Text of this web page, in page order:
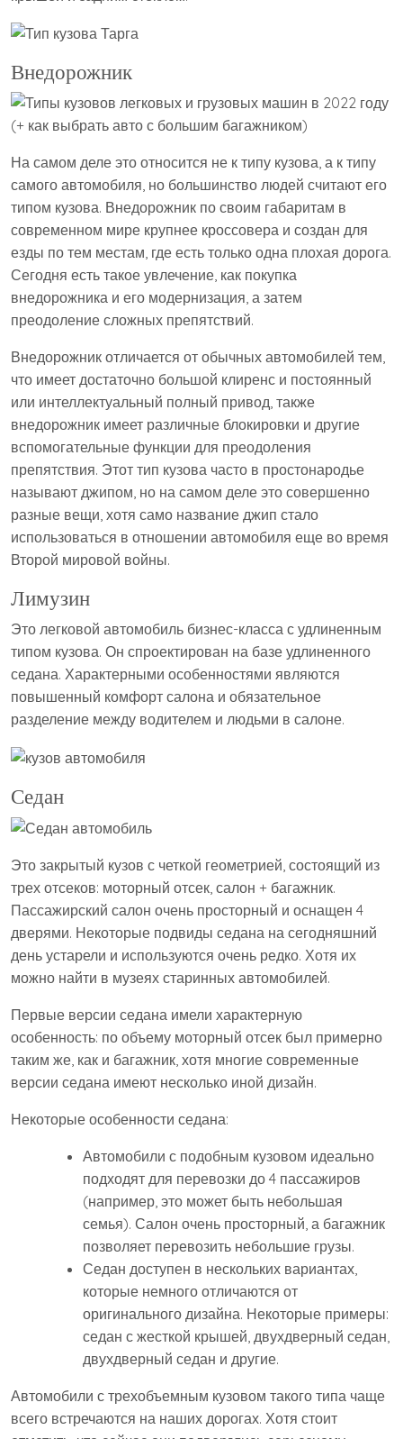
Внедорожник
На самом деле это относится не к типу кузова, а к типу
самого автомобиля, но большинство людей считают его
типом кузова. Внедорожник по своим габаритам в
современном мире крупнее кроссовера и создан для
езды по тем местам, где есть только одна плохая дорога.
Сегодня есть такое увлечение, как покупка
внедорожника и его модернизация, а затем
преодоление сложных препятствий.
Внедорожник отличается от обычных автомобилей тем,
что имеет достаточно большой клиренс и постоянный
или интеллектуальный полный привод, также
внедорожник имеет различные блокировки и другие
вспомогательные функции для преодоления
препятствия. Этот тип кузова часто в простонародье
называют джипом, но на самом деле это совершенно
разные вещи, хотя само название джип стало
использоваться в отношении автомобиля еще во время
Второй мировой войны.
Лимузин
Это легковой автомобиль бизнес-класса с удлиненным
типом кузова. Он спроектирован на базе удлиненного
седана. Характерными особенностями являются
повышенный комфорт салона и обязательное
разделение между водителем и людьми в салоне.
Седан
Это закрытый кузов с четкой геометрией, состоящий из
трех отсеков: моторный отсек, салон + багажник.
Пассажирский салон очень просторный и оснащен 4
дверями. Некоторые подвиды седана на сегодняшний
день устарели и используются очень редко. Хотя их
можно найти в музеях старинных автомобилей.
Первые версии седана имели характерную
особенность: по объему моторный отсек был примерно
таким же, как и багажник, хотя многие современные
версии седана имеют несколько иной дизайн.
Некоторые особенности седана:
Автомобили с подобным кузовом идеально
подходят для перевозки до 4 пассажиров
(например, это может быть небольшая
семья). Салон очень просторный, а багажник
позволяет перевозить небольшие грузы.
Седан доступен в нескольких вариантах,
которые немного отличаются от
оригинального дизайна. Некоторые примеры:
седан с жесткой крышей, двухдверный седан,
двухдверный седан и другие.
Автомобили с трехобъемным кузовом такого типа чаще
всего встречаются на наших дорогах. Хотя стоит